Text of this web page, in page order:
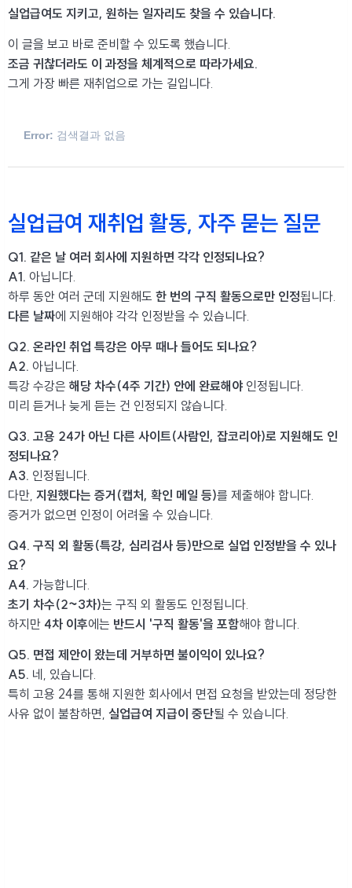
실업급여도 지키고, 원하는 일자리도 찾을 수 있습니다.
이 글을 보고 바로 준비할 수 있도록 했습니다.
조금 귀찮더라도 이 과정을 체계적으로 따라가세요.
그게 가장 빠른 재취업으로 가는 길입니다.
Error: 검색결과 없음
실업급여 재취업 활동, 자주 묻는 질문
Q1. 같은 날 여러 회사에 지원하면 각각 인정되나요?
A1. 아닙니다.
하루 동안 여러 군데 지원해도 한 번의 구직 활동으로만 인정됩니다.
다른 날짜에 지원해야 각각 인정받을 수 있습니다.
Q2. 온라인 취업 특강은 아무 때나 들어도 되나요?
A2. 아닙니다.
특강 수강은 해당 차수(4주 기간) 안에 완료해야 인정됩니다.
미리 듣거나 늦게 듣는 건 인정되지 않습니다.
Q3. 고용 24가 아닌 다른 사이트(사람인, 잡코리아)로 지원해도 인
정되나요?
A3. 인정됩니다.
다만, 지원했다는 증거(캡처, 확인 메일 등)를 제출해야 합니다.
증거가 없으면 인정이 어려울 수 있습니다.
Q4. 구직 외 활동(특강, 심리검사 등)만으로 실업 인정받을 수 있나
요?
A4. 가능합니다.
초기 차수(2~3차)는 구직 외 활동도 인정됩니다.
하지만 4차 이후에는 반드시 '구직 활동'을 포함해야 합니다.
Q5. 면접 제안이 왔는데 거부하면 불이익이 있나요?
A5. 네, 있습니다.
특히 고용 24를 통해 지원한 회사에서 면접 요청을 받았는데 정당한
사유 없이 불참하면, 실업급여 지급이 중단될 수 있습니다.